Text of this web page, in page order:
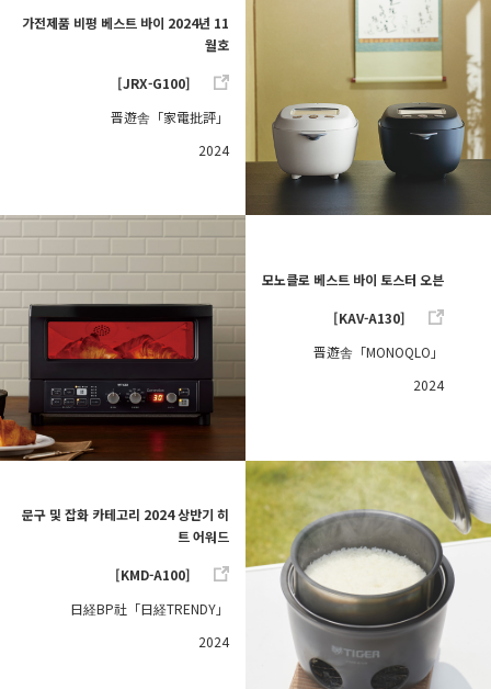
가전제품 비평 베스트 바이 2024년 11
월호
[JRX-G100]
晋遊舎「家電批評」
2024
모노클로 베스트 바이 토스터 오븐
[KAV-A130]
晋遊舎「MONOQLO」
2024
문구 및 잡화 카테고리 2024 상반기 히
트 어워드
[KMD-A100]
日経BP社「日経TRENDY」
2024